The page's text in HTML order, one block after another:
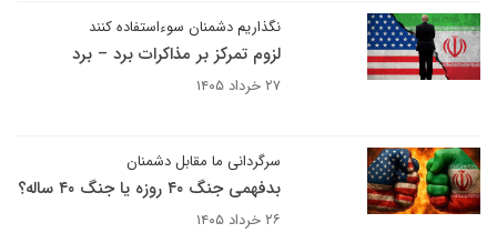
نگذاریم دشمنان سوءاستفاده کنند
لزوم تمرکز بر مذاکرات برد – برد
۲۷ خرداد ۱۴۰۵
سرگردانی ما مقابل دشمنان
بدفهمی جنگ ۴۰ روزه یا جنگ ۴۰ ساله؟
۲۶ خرداد ۱۴۰۵